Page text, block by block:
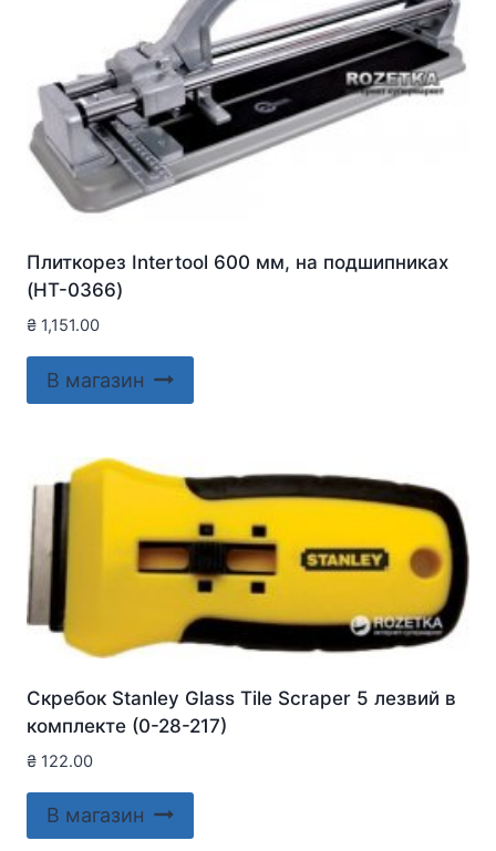
Плиткорез Intertool 600 мм, на подшипниках
(HT-0366)
₴ 1,151.00
В магазин
Скребок Stanley Glass Tile Scraper 5 лезвий в
комплекте (0-28-217)
₴ 122.00
В магазин